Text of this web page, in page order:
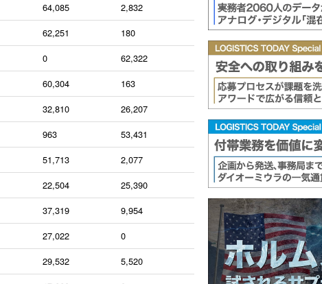
64,085
2,832
62,251
180
0
62,322
60,304
163
32,810
26,207
963
53,431
51,713
2,077
22,504
25,390
37,319
9,954
27,022
0
29,532
5,520